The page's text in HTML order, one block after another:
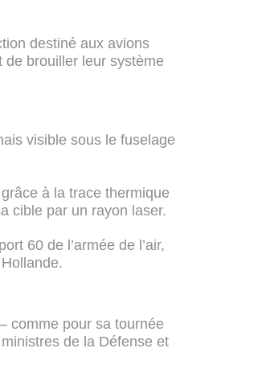
destiné aux avions
brouiller leur système
visible sous le fuselage
à la trace thermique
cible par un rayon laser.
60 de l’armée de l’air,
comme pour sa tournée
de la Défense et